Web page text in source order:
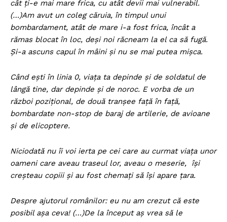
cât ți-e mai mare frica, cu atât devii mai vulnerabil.
(…)Am avut un coleg căruia, în timpul unui
bombardament, atât de mare i-a fost frica, încât a
rămas blocat în loc, deși noi răcneam la el ca să fugă.
Și-a ascuns capul în mâini și nu se mai putea mișca.
Când ești în linia 0, viața ta depinde și de soldatul de
lângă tine, dar depinde și de noroc. E vorba de un
război pozițional, de două tranșee față în față,
bombardate non-stop de baraj de artilerie, de avioane
și de elicoptere.
Niciodată nu îi voi ierta pe cei care au curmat viața unor
oameni care aveau traseul lor, aveau o meserie, își
creșteau copiii și au fost chemați să își apare țara.
Despre ajutorul românilor: eu nu am crezut că este
posibil așa ceva! (…)De la început aș vrea să le